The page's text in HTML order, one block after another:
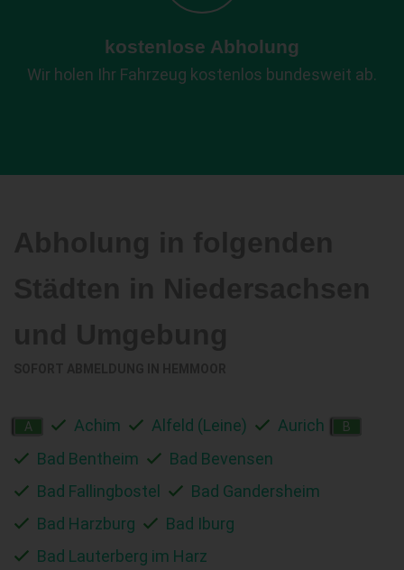
kostenlose Abholung
Wir holen Ihr Fahrzeug kostenlos bundesweit ab.
A Achim Alfeld (Leine) Aurich B
Bad Bentheim
Bad Bevensen
Bad Fallingbostel
Bad Gandersheim
Bad Harzburg
Bad Iburg
Bad Lauterberg im Harz